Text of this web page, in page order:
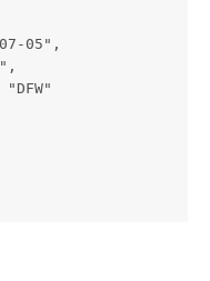
05",
"DFW"